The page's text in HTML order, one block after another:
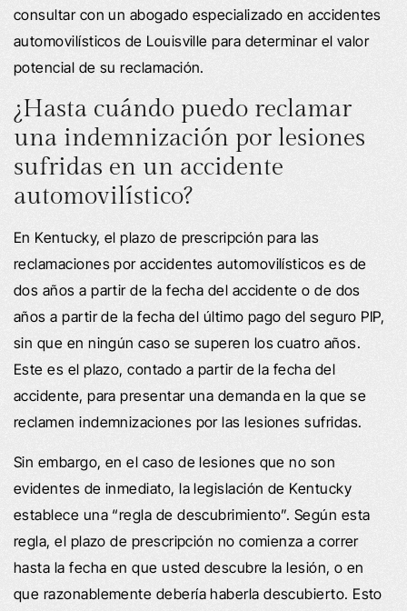
consultar con un abogado especializado en accidentes
automovilísticos de Louisville para determinar el valor
potencial de su reclamación.
¿Hasta cuándo puedo reclamar
una indemnización por lesiones
sufridas en un accidente
automovilístico?
En Kentucky, el plazo de prescripción para las
reclamaciones por accidentes automovilísticos es de
dos años a partir de la fecha del accidente o de dos
años a partir de la fecha del último pago del seguro PIP,
sin que en ningún caso se superen los cuatro años.
Este es el plazo, contado a partir de la fecha del
accidente, para presentar una demanda en la que se
reclamen indemnizaciones por las lesiones sufridas.
Sin embargo, en el caso de lesiones que no son
evidentes de inmediato, la legislación de Kentucky
establece una “regla de descubrimiento”. Según esta
regla, el plazo de prescripción no comienza a correr
hasta la fecha en que usted descubre la lesión, o en
que razonablemente debería haberla descubierto. Esto